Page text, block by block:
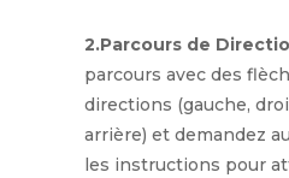
2.Parcours de
parcours avec des
directions (gauche,
arrière) et demandez
les instructions pour